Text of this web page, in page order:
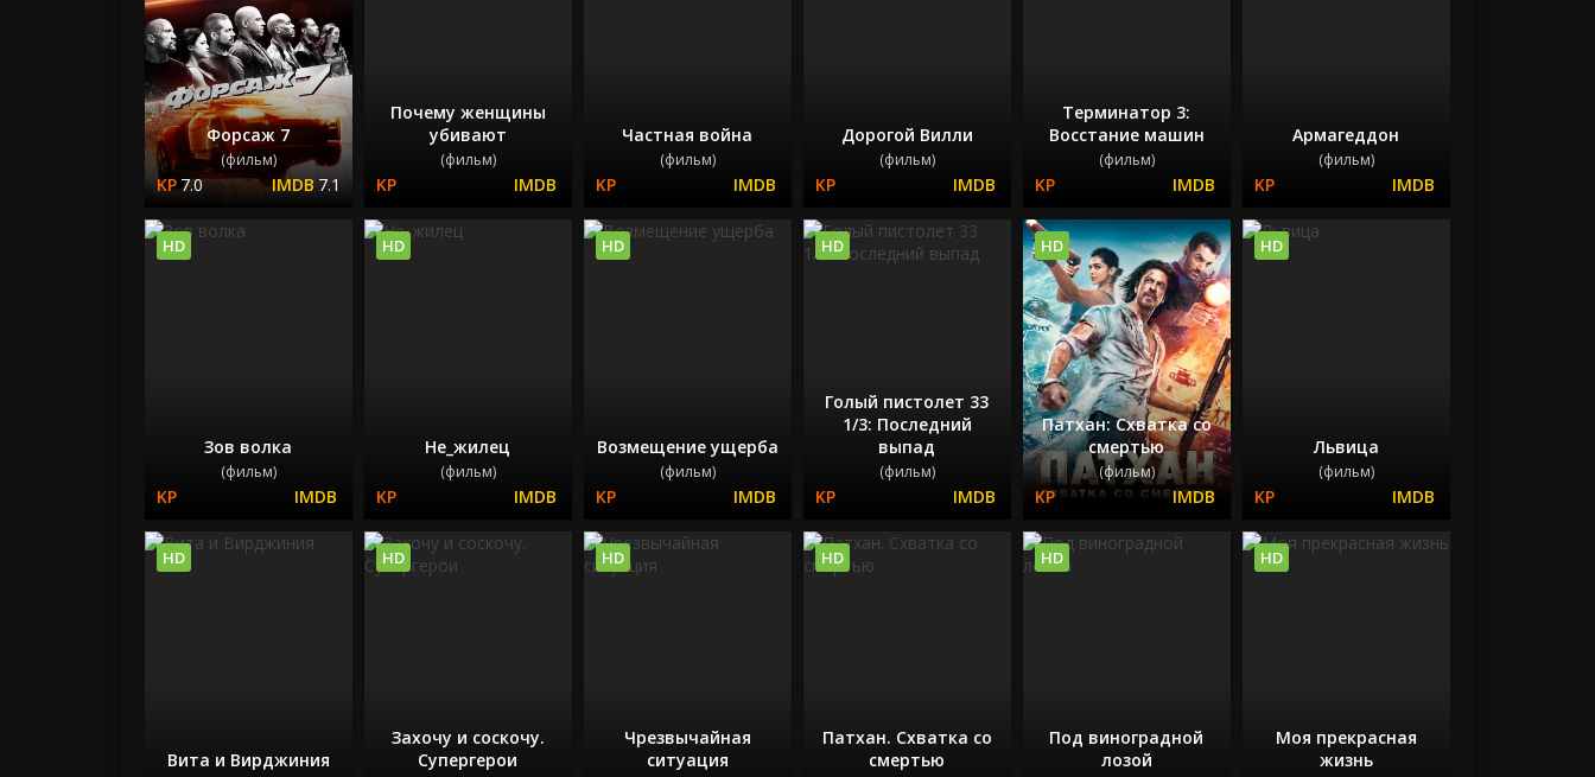
Форсаж 7
(фильм)
7.0 7.1
Почему женщины
убивают
(фильм)
Частная война
(фильм)
Дорогой Вилли
(фильм)
Терминатор 3:
Восстание машин
(фильм)
Армагеддон
(фильм)
Зов волка
(фильм)
HD
Не_жилец
(фильм)
HD
Возмещение ущерба
(фильм)
HD
Голый пистолет 33
1/3: Последний
выпад
(фильм)
HD
Патхан: Схватка со
смертью
(фильм)
HD
Львица
(фильм)
HD
Вита и Вирджиния
HD
Захочу и соскочу.
Супергерои
HD
Чрезвычайная
ситуация
HD
Патхан. Схватка со
смертью
HD
Под виноградной
лозой
HD
Моя прекрасная
жизнь
HD